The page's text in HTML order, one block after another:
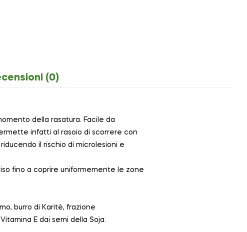
(0)
della rasatura. Facile da
infatti al rasoio di scorrere con
il rischio di microlesioni e
fino a coprire uniformemente le zone
burro di Karitè, frazione
E dai semi della Soja.